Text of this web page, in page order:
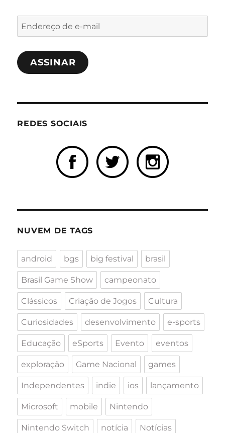
Endereço
de
e-
mailASSINAR
REDES SOCIAIS
NUVEM DE TAGS
android bgs big festival brasil
Brasil Game Show campeonato
Clássicos Criação de Jogos Cultura
Curiosidades desenvolvimento e-sports
Educação eSports Evento eventos
exploração Game Nacional games
Independentes indie ios lançamento
Microsoft mobile Nintendo
Nintendo Switch notícia Notícias